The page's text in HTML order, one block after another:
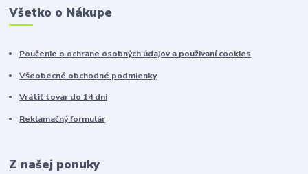
Všetko o Nákupe
Poučenie o ochrane osobných údajov a použivaní cookies
Všeobecné obchodné podmienky
Vrátiť tovar do 14 dni
Reklamačný formulár
Z našej ponuky